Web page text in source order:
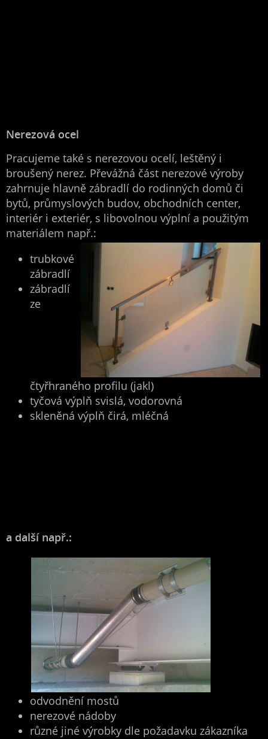
Nerezová ocel
Pracujeme také s nerezovou ocelí, leštěný i
broušený nerez. Převážná část nerezové výroby
zahrnuje hlavně zábradlí do rodinných domů či
bytů, průmyslových budov, obchodních center,
interiér i exteriér, s libovolnou výplní a použitým
materiálem např.:
trubkové
zábradlí
zábradlí
ze
čtyřhraného profilu (jakl)
tyčová výplň svislá, vodorovná
skleněná výplň čirá, mléčná
a další např.:
odvodnění mostů
nerezové nádoby
různé jiné výrobky dle požadavku zákazníka